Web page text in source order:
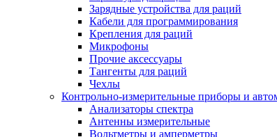
Зарядные устройства для раций
Кабели для программирования
Крепления для раций
Микрофоны
Прочие аксессуары
Тангенты для раций
Чехлы
Контрольно-измерительные приборы и
Анализаторы спектра
Антенны измерительные
Вольтметры и амперметры